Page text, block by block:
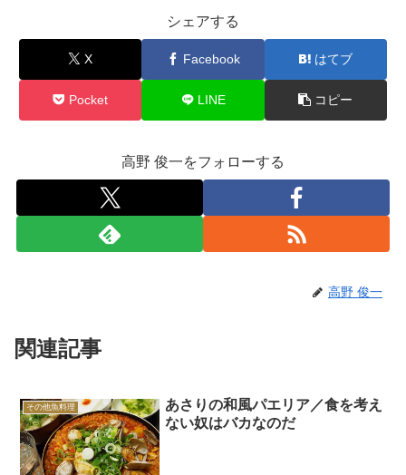
シェアする
X Facebook はてブ
Pocket LINE コピー
高野 俊一をフォローする
高野 俊一
関連記事
その他魚料理
あさりの和風パエリア／食を考え
ない奴はバカなのだ